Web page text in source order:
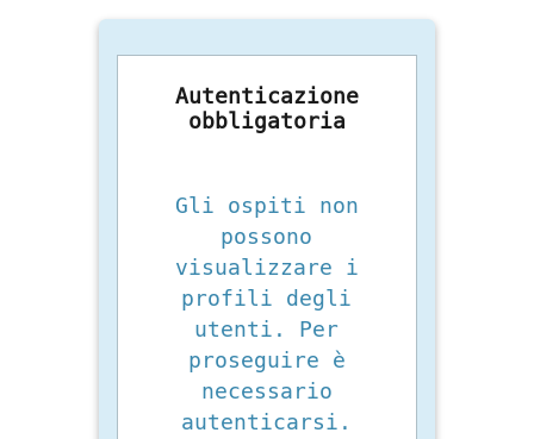
Autenticazione
obbligatoria
Gli ospiti non
possono
visualizzare i
profili degli
utenti. Per
proseguire è
necessario
autenticarsi.